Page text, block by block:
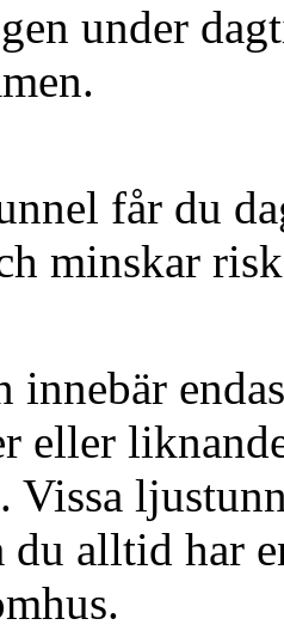
under
får du
minskar
innebär
eller
Vissa
du alltid har